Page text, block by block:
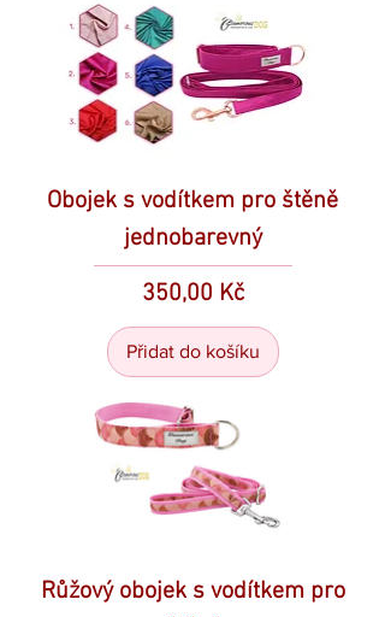
Obojek s vodítkem pro štěně
jednobarevný
Cena
350,00 Kč
Přidat do košíku
Růžový obojek s vodítkem pro